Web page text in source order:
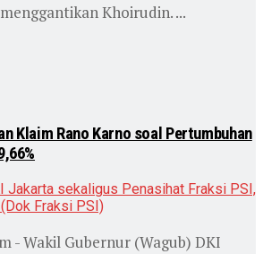
Khoirudin. ...
Klaim Rano Karno soal Pertumbuhan
- Wakil Gubernur (Wagub) DKI